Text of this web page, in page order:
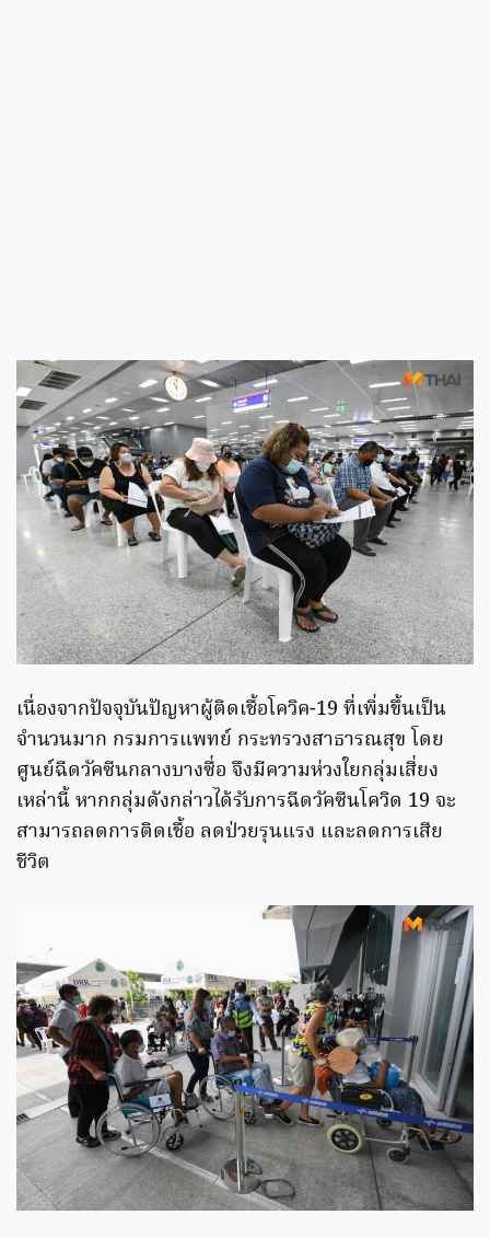
เนื่องจากปัจจุบันปัญหาผู้ติดเชื้อโควิค-19 ที่เพิ่มขึ้นเป็น
จำนวนมาก กรมการแพทย์ กระทรวงสาธารณสุข โดย
ศูนย์ฉีดวัคซีนกลางบางซื่อ จึงมีความห่วงใยกลุ่มเสี่ยง
เหล่านี้ หากกลุ่มดังกล่าวได้รับการฉีดวัคซีนโควิด 19 จะ
สามารถลดการติดเชื้อ ลดป่วยรุนแรง และลดการเสีย
ชีวิต